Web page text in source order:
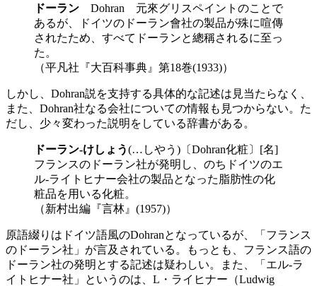
ドーラン Dohran 元來グリスペイントのことで
あるが、ドイツのドーラン會社の製品が殊に喧傳
されたため、すべてドーランと總稱されるに至っ
た。
（平凡社『大百科事典』第18巻(1933)）
しかし、Dohran説を支持する具体的な記述は見当たらなく、
また、Dohran社なる会社についての情報も見つからない。た
だし、少々変わった説明をしている辞書がある。
ドーラン-けしょう(…しやう)〔Dohran化粧〕[名]
フランスのドーラン社が発明し、のちドイツのエ
ル-ライトヒナー会社の製品となった脂肪性の化
粧品を用いる化粧。
（新村出編『言林』(1957)）
原語綴りはドイツ語風のDohranとなっているが、「フランス
のドーラン社」が言及されている。もっとも、フランス語の
ドーラン社の発明とする記述は疑わしい。また、「エル-ラ
イトヒナー社」というのは、L・ライヒナー（Ludwig